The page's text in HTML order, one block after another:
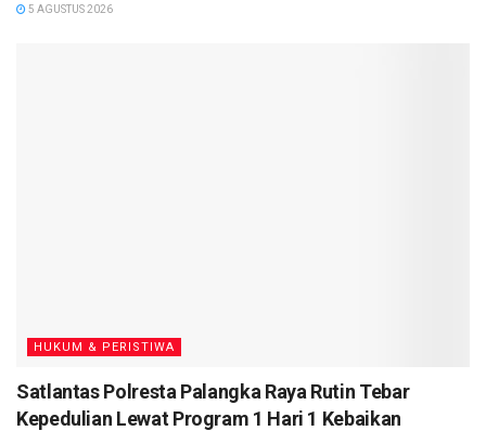
5 AGUSTUS 2026
HUKUM & PERISTIWA
Satlantas Polresta Palangka Raya Rutin Tebar
Kepedulian Lewat Program 1 Hari 1 Kebaikan